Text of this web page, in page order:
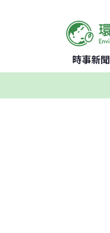
時事新聞